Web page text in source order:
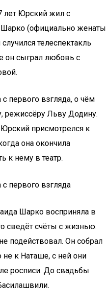
лет Юрский жил с
Шарко (официально женаты
телеспектакль
он сыграл любовь с
первого взгляда, о чём
режиссёру Льву Додину.
присмотрелся к
она окончила
к нему в театр.
первого взгляда
Шарко восприняла в
сведёт счёты с жизнью.
подействовал. Он собрал
к Наташе, с ней они
росписи. До свадьбы